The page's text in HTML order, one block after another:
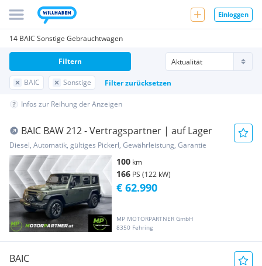
Einloggen
14 BAIC Sonstige Gebrauchtwagen
BAIC Sonstige Filter zurücksetzen
Filtern
Infos zur Reihung der Anzeigen
BAIC BAW 212 - Vertragspartner | auf Lager
Diesel, Automatik, gültiges Pickerl, Gewährleistung, Garantie
100 km
166 PS (122 kW)
MP MOTORPARTNER GmbH
8350 Fehring
€ 62.990
BAIC